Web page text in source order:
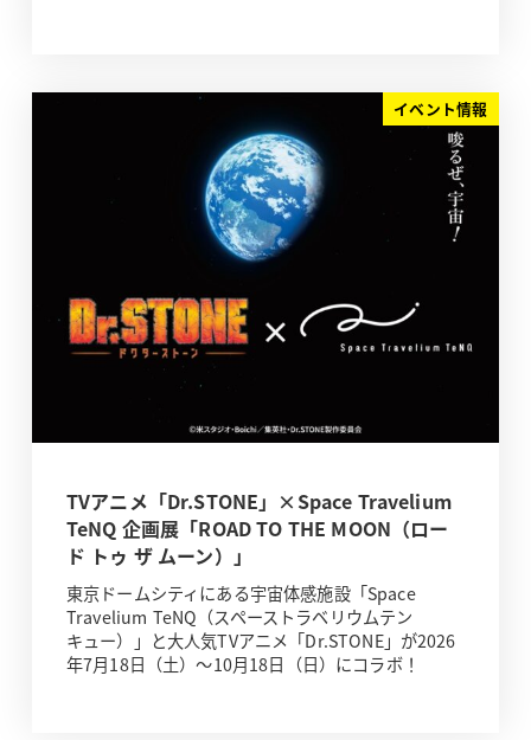
イベント情報
TVアニメ「Dr.STONE」×Space Travelium
TeNQ 企画展「ROAD TO THE MOON（ロー
ド トゥ ザ ムーン）」
東京ドームシティにある宇宙体感施設「Space
Travelium TeNQ（スペーストラベリウムテン
キュー）」と大人気TVアニメ「Dr.STONE」が2026
年7月18日（土）～10月18日（日）にコラボ！